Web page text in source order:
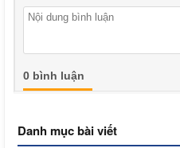
0 bình luận
Danh mục bài viết